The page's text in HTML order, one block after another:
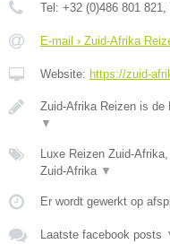
Tel: +32 (0)486 801 821
E-mail › Zuid-Afrika
Website: https://zuid-
Zuid-Afrika Reizen is
▼
Luxe Reizen Zuid-
Zuid-Afrika ▼
Er wordt gewerkt op
Laatste facebook posts